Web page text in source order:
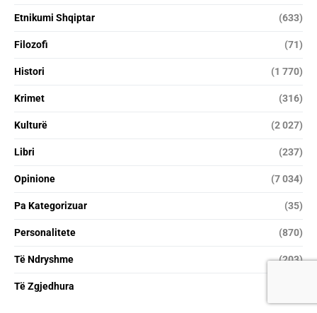
Etnikumi Shqiptar (633)
Filozofi (71)
Histori (1 770)
Krimet (316)
Kulturë (2 027)
Libri (237)
Opinione (7 034)
Pa Kategorizuar (35)
Personalitete (870)
Të Ndryshme (203)
Të Zgjedhura